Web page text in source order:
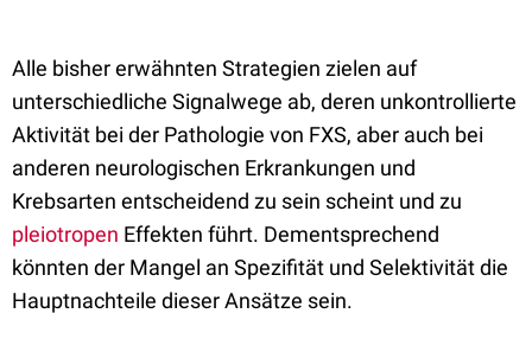
Alle bisher erwähnten Strategien zielen auf
unterschiedliche Signalwege ab, deren unkontrollierte
Aktivität bei der Pathologie von FXS, aber auch bei
anderen neurologischen Erkrankungen und
Krebsarten entscheidend zu sein scheint und zu
pleiotropen Effekten führt. Dementsprechend
könnten der Mangel an Spezifität und Selektivität die
Hauptnachteile dieser Ansätze sein.